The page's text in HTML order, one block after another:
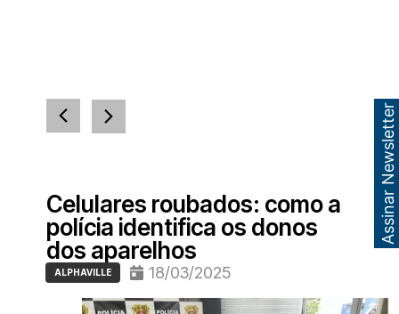
Celulares roubados: como a
polícia identifica os donos
dos aparelhos
ALPHAVILLE 18/03/2025
Assinar Newsletter